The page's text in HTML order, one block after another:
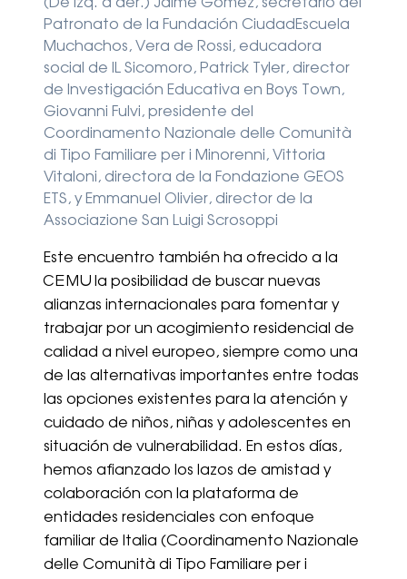
(De izq. a der.) Jaime Gómez, secretario del
Patronato de la Fundación CiudadEscuela
Muchachos, Vera de Rossi, educadora
social de IL Sicomoro, Patrick Tyler, director
de Investigación Educativa en Boys Town,
Giovanni Fulvi, presidente del
Coordinamento Nazionale delle Comunità
di Tipo Familiare per i Minorenni, Vittoria
Vitaloni, directora de la Fondazione GEOS
ETS, y Emmanuel Olivier, director de la
Associazione San Luigi Scrosoppi
Este encuentro también ha ofrecido a la
CEMU la posibilidad de buscar nuevas
alianzas internacionales para fomentar y
trabajar por un acogimiento residencial de
calidad a nivel europeo, siempre como una
de las alternativas importantes entre todas
las opciones existentes para la atención y
cuidado de niños, niñas y adolescentes en
situación de vulnerabilidad. En estos días,
hemos afianzado los lazos de amistad y
colaboración con la plataforma de
entidades residenciales con enfoque
familiar de Italia (Coordinamento Nazionale
delle Comunità di Tipo Familiare per i